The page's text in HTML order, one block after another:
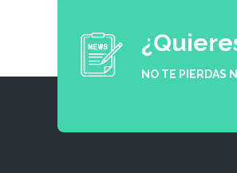
NO TE PIERDAS